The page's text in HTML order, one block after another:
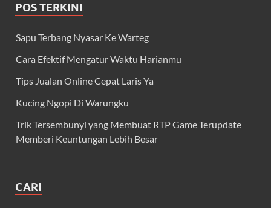
POS TERKINI
Sapu Terbang Nyasar Ke Warteg
Cara Efektif Mengatur Waktu Harianmu
Tips Jualan Online Cepat Laris Ya
Kucing Ngopi Di Warungku
Trik Tersembunyi yang Membuat RTP Game Terupdate
Memberi Keuntungan Lebih Besar
CARI